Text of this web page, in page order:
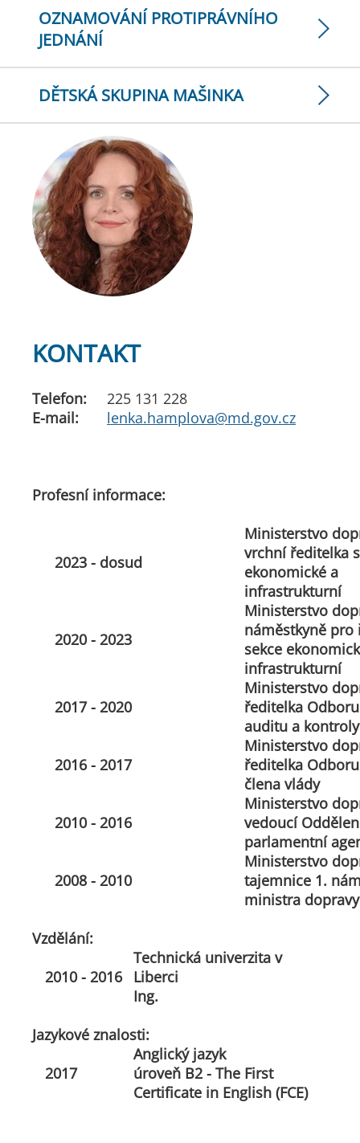
OZNAMOVÁNÍ PROTIPRÁVNÍHO
JEDNÁNÍ
DĚTSKÁ SKUPINA MAŠINKA
KONTAKT
Telefon: 225 131 228
E-mail:
lenka.hamplova@md.gov.cz
Profesní informace:
2023 - dosud
Ministerstvo
vrchní ředitelka
ekonomické a
infrastrukturní
2020 - 2023
Ministerstvo
náměstkyně pro
sekce
infrastrukturní
2017 - 2020
Ministerstvo
ředitelka
auditu a kontroly
2016 - 2017
Ministerstvo
ředitelka
člena vlády
2010 - 2016
Ministerstvo
vedoucí
parlamentní
2008 - 2010
Ministerstvo
tajemnice 1.
ministra dopravy
Vzdělání:
2010 - 2016
Technická univerzita v
Liberci
Ing.
Jazykové znalosti:
2017
Anglický jazyk
úroveň B2 - The First
Certificate in English (FCE)